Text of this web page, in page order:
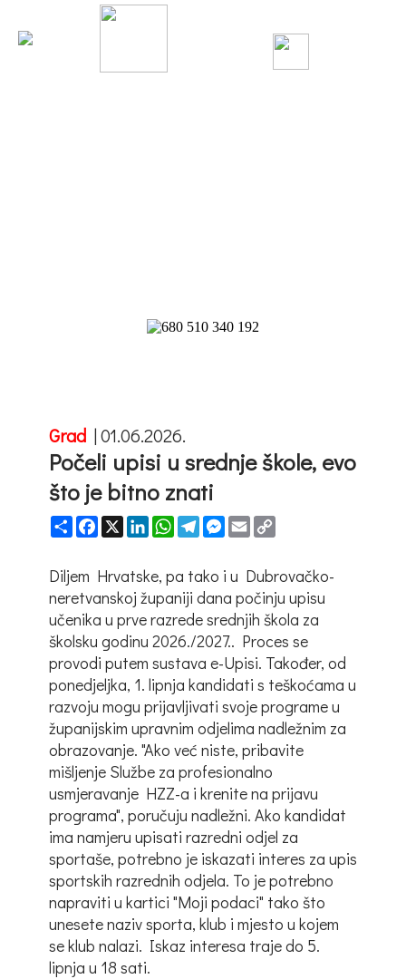
Grad |01.06.2026.
Počeli upisi u srednje škole, evo
što je bitno znati
ShareFacebook
X LinkedInWhatsApp
TelegramMessenger
Email
Diljem Hrvatske, pa tako i u Dubrovačko-
neretvanskoj županiji dana počinju upisu
učenika u prve razrede srednjih škola za
školsku godinu 2026./2027.. Proces se
provodi putem sustava e-Upisi. Također, od
ponedjeljka, 1. lipnja kandidati s teškoćama u
razvoju mogu prijavljivati svoje programe u
županijskim upravnim odjelima nadležnim za
obrazovanje. "Ako već niste, pribavite
mišljenje Službe za profesionalno
usmjeravanje HZZ-a i krenite na prijavu
programa", poručuju nadležni. Ako kandidat
ima namjeru upisati razredni odjel za
sportaše, potrebno je iskazati interes za upis
sportskih razrednih odjela. To je potrebno
napraviti u kartici "Moji podaci" tako što
unesete naziv sporta, klub i mjesto u kojem
se klub nalazi. Iskaz interesa traje do 5.
lipnja u 18 sati.